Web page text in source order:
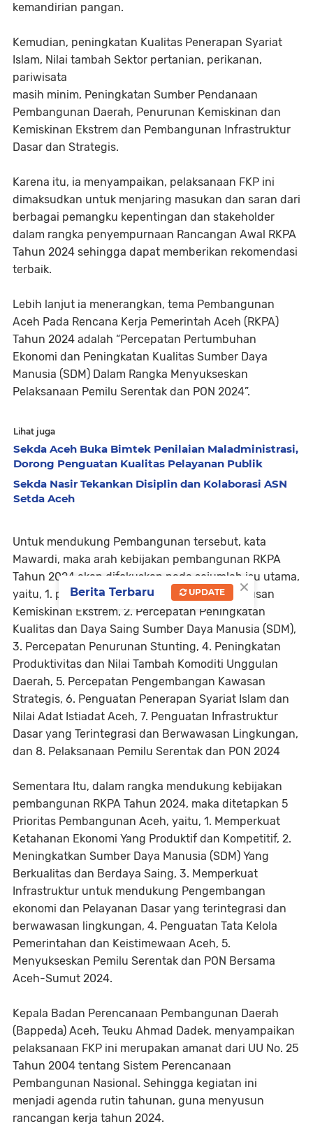
kemandirian pangan.
Kemudian, peningkatan Kualitas Penerapan Syariat
Islam, Nilai tambah Sektor pertanian, perikanan,
pariwisata
masih minim, Peningkatan Sumber Pendanaan
Pembangunan Daerah, Penurunan Kemiskinan dan
Kemiskinan Ekstrem dan Pembangunan Infrastruktur
Dasar dan Strategis.
Karena itu, ia menyampaikan, pelaksanaan FKP ini
dimaksudkan untuk menjaring masukan dan saran dari
berbagai pemangku kepentingan dan stakeholder
dalam rangka penyempurnaan Rancangan Awal RKPA
Tahun 2024 sehingga dapat memberikan rekomendasi
terbaik.
Lebih lanjut ia menerangkan, tema Pembangunan
Aceh Pada Rencana Kerja Pemerintah Aceh (RKPA)
Tahun 2024 adalah “Percepatan Pertumbuhan
Ekonomi dan Peningkatan Kualitas Sumber Daya
Manusia (SDM) Dalam Rangka Menyukseskan
Pelaksanaan Pemilu Serentak dan PON 2024”.
Lihat juga
Sekda Aceh Buka Bimtek Penilaian Maladministrasi,
Dorong Penguatan Kualitas Pelayanan Publik
Sekda Nasir Tekankan Disiplin dan Kolaborasi ASN
Setda Aceh
Untuk mendukung Pembangunan tersebut, kata
Mawardi, maka arah kebijakan pembangunan RKPA
Tahun 2024 akan difokuskan pada sejumlah isu utama,
yaitu, 1. penurunan kemiskinan dan Penghapusan
Kemiskinan Ekstrem, 2. Percepatan Peningkatan
Kualitas dan Daya Saing Sumber Daya Manusia (SDM),
3. Percepatan Penurunan Stunting, 4. Peningkatan
Produktivitas dan Nilai Tambah Komoditi Unggulan
Daerah, 5. Percepatan Pengembangan Kawasan
Strategis, 6. Penguatan Penerapan Syariat Islam dan
Nilai Adat Istiadat Aceh, 7. Penguatan Infrastruktur
Dasar yang Terintegrasi dan Berwawasan Lingkungan,
dan 8. Pelaksanaan Pemilu Serentak dan PON 2024
Sementara Itu, dalam rangka mendukung kebijakan
pembangunan RKPA Tahun 2024, maka ditetapkan 5
Prioritas Pembangunan Aceh, yaitu, 1. Memperkuat
Ketahanan Ekonomi Yang Produktif dan Kompetitif, 2.
Meningkatkan Sumber Daya Manusia (SDM) Yang
Berkualitas dan Berdaya Saing, 3. Memperkuat
Infrastruktur untuk mendukung Pengembangan
ekonomi dan Pelayanan Dasar yang terintegrasi dan
berwawasan lingkungan, 4. Penguatan Tata Kelola
Pemerintahan dan Keistimewaan Aceh, 5.
Menyukseskan Pemilu Serentak dan PON Bersama
Aceh-Sumut 2024.
Kepala Badan Perencanaan Pembangunan Daerah
(Bappeda) Aceh, Teuku Ahmad Dadek, menyampaikan
pelaksanaan FKP ini merupakan amanat dari UU No. 25
Tahun 2004 tentang Sistem Perencanaan
Pembangunan Nasional. Sehingga kegiatan ini
menjadi agenda rutin tahunan, guna menyusun
rancangan kerja tahun 2024.
×
Berita Terbaru UPDATE